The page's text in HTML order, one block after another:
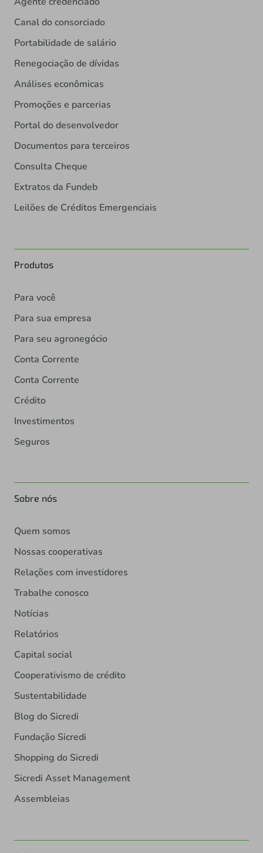
Canal do consorciado
Portabilidade de salário
Renegociação de dívidas
Análises econômicas
Promoções e parcerias
Portal do desenvolvedor
Documentos para terceiros
Consulta Cheque
Extratos da Fundeb
Leilões de Créditos Emergenciais
Produtos
Para você
Para sua empresa
Para seu agronegócio
Conta Corrente
Conta Corrente
Crédito
Investimentos
Seguros
Sobre nós
Quem somos
Nossas cooperativas
Relações com investidores
Trabalhe conosco
Notícias
Relatórios
Capital social
Cooperativismo de crédito
Sustentabilidade
Blog do Sicredi
Fundação Sicredi
Shopping do Sicredi
Sicredi Asset Management
Assembleias